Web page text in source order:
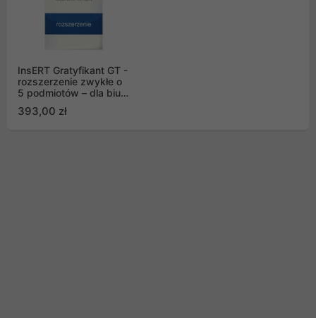
InsERT Gratyfikant GT -
rozszerzenie zwykłe o
5 podmiotów – dla biura
393,00 zł